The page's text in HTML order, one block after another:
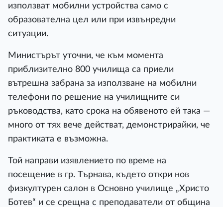
използват мобилни устройства само с
образователна цел или при извънредни
ситуации.
Министърът уточни, че към момента
приблизително 800 училища са приели
вътрешна забрана за използване на мобилни
телефони по решение на училищните си
ръководства, като срока на обявеното ей така —
много от тях вече действат, демонстрирайки, че
практиката е възможна.
Той направи изявлението по време на
посещение в гр. Търнава, където откри нов
физкултурен салон в Основно училище „Христо
Ботев“ и се срещна с преподаватели от община